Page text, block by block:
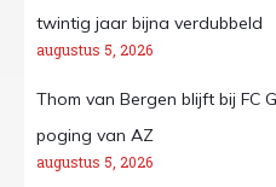
twintig jaar bijna verdubbeld
augustus 5, 2026
Thom van Bergen blijft bij FC
poging van AZ
augustus 5, 2026